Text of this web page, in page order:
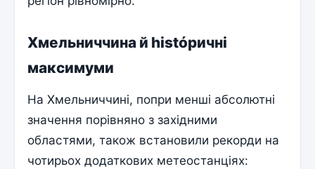
Хмельниччина й históричні
максимуми
На Хмельниччині, попри менші абсолютні
значення порівняно з західними
областями, також встановили рекорди на
чотирьох додаткових метеостанціях: